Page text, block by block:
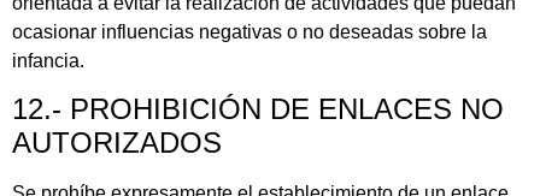
ocasionar influencias negativas o no deseadas sobre la
infancia.
12.- PROHIBICIÓN DE ENLACES NO
AUTORIZADOS